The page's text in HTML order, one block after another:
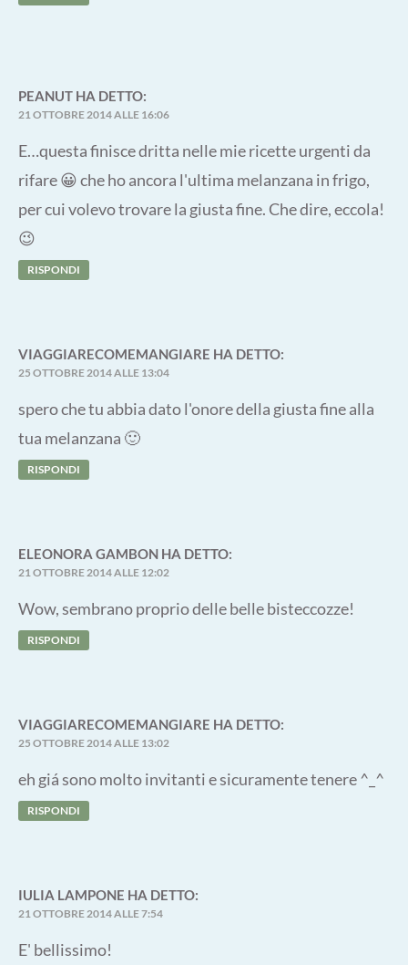
PEANUT HA DETTO:
21 OTTOBRE 2014 ALLE 16:06
E…questa finisce dritta nelle mie ricette urgenti da
rifare 😀 che ho ancora l'ultima melanzana in frigo,
per cui volevo trovare la giusta fine. Che dire, eccola!
😉
RISPONDI
VIAGGIARECOMEMANGIARE HA DETTO:
25 OTTOBRE 2014 ALLE 13:04
spero che tu abbia dato l'onore della giusta fine alla
tua melanzana 🙂
RISPONDI
ELEONORA GAMBON HA DETTO:
21 OTTOBRE 2014 ALLE 12:02
Wow, sembrano proprio delle belle bisteccozze!
RISPONDI
VIAGGIARECOMEMANGIARE HA DETTO:
25 OTTOBRE 2014 ALLE 13:02
eh giá sono molto invitanti e sicuramente tenere ^_^
RISPONDI
IULIA LAMPONE HA DETTO:
21 OTTOBRE 2014 ALLE 7:54
E' bellissimo!